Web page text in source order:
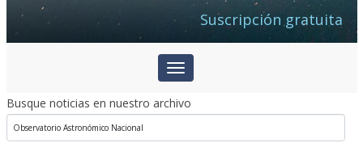
Suscripción gratuita
Busque noticias en nuestro archivo